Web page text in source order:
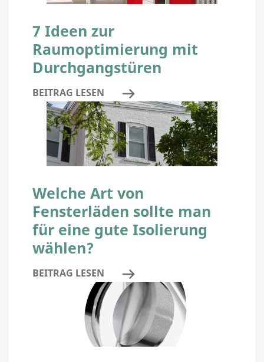
7 Ideen zur
Raumoptimierung mit
Durchgangstüren
BEITRAG LESEN
Welche Art von
Fensterläden sollte man
für eine gute Isolierung
wählen?
BEITRAG LESEN